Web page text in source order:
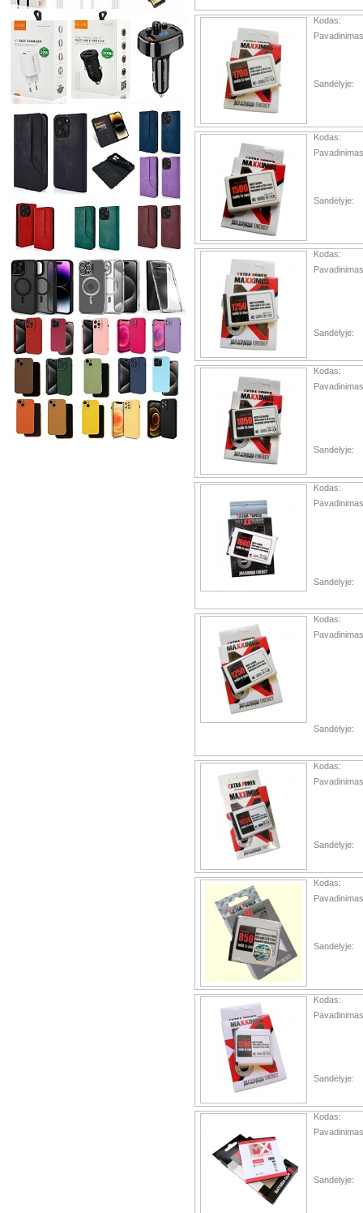
Kodas:
Sandėlyje:
Kodas:
Sandėlyje:
Kodas:
Sandėlyje:
Kodas:
Sandėlyje:
Kodas:
Sandėlyje:
Kodas:
Sandėlyje:
Kodas:
Sandėlyje:
Kodas:
Sandėlyje:
Kodas:
Sandėlyje:
Kodas:
Sandėlyje: